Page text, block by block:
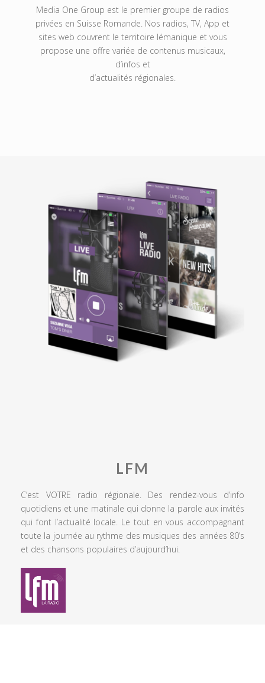
Media One Group est le premier groupe de radios
privées en Suisse Romande. Nos radios, TV, App et
sites web couvrent le territoire lémanique et vous
propose une offre variée de contenus musicaux,
d’infos et
d’actualités régionales.
LFM
C’est VOTRE radio régionale. Des rendez-vous d’info
quotidiens et une matinale qui donne la parole aux invités
qui font l’actualité locale. Le tout en vous accompagnant
toute la journée au rythme des musiques des années 80’s
et des chansons populaires d’aujourd’hui.